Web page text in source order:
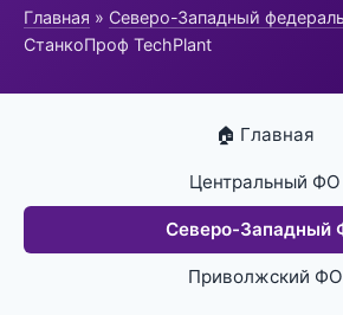
Главная » Северо-Западный
СтанкоПроф TechPlant
🏠 Главная
Центральный ФО
Северо-Западный
Приволжский ФО